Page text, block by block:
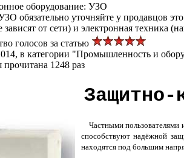
оборудование: УЗО
обязательно уточняйте у продавцов
от сети) и электронная техника
голосов за статью
в категории "Промышленность и
прочитана 1248 раз
Защитно-
Частными пользователями
способствуют надёжной
находятся под большим